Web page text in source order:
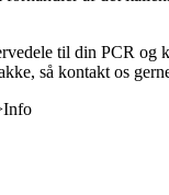
til din PCR og
så kontakt os